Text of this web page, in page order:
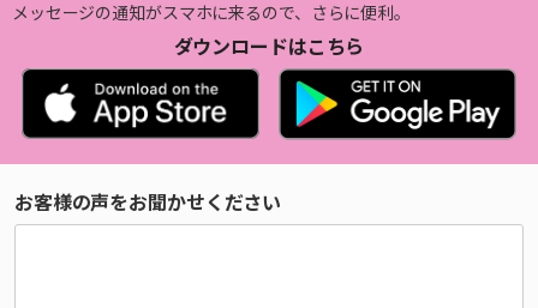
メッセージの通知がスマホに来るので、さらに便利。
ダウンロードはこちら
お客様の声をお聞かせください